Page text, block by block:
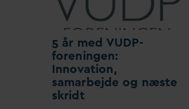
5 år med VUDP-
foreningen:
Innovation,
samarbejde og næste
skridt